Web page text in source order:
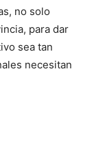
no solo
para dar
sea tan
necesitan